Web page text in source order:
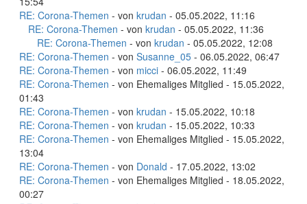
RE: Corona-Themen - von krudan - 05.05.2022, 11:16
RE: Corona-Themen - von krudan - 05.05.2022, 11:36
RE: Corona-Themen - von krudan - 05.05.2022, 12:08
RE: Corona-Themen - von Susanne_05 - 06.05.2022, 06:47
RE: Corona-Themen - von micci - 06.05.2022, 11:49
RE: Corona-Themen - von Ehemaliges Mitglied - 15.05.2022,
01:43
RE: Corona-Themen - von krudan - 15.05.2022, 10:18
RE: Corona-Themen - von krudan - 15.05.2022, 10:33
RE: Corona-Themen - von Ehemaliges Mitglied - 15.05.2022,
13:04
RE: Corona-Themen - von Donald - 17.05.2022, 13:02
RE: Corona-Themen - von Ehemaliges Mitglied - 18.05.2022,
00:27